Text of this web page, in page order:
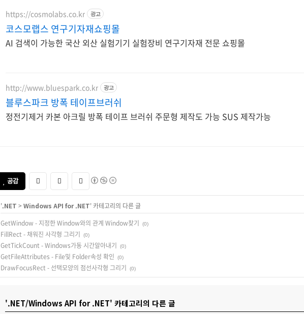
https://cosmolabs.co.kr 광고
코스모랩스 연구기자재쇼핑몰
AI 검색이 가능한 국산 외산 실험기기 실험장비 연구기자재 전문 쇼핑몰
http://www.bluespark.co.kr 광고
블루스파크 방폭 테이프브러쉬
정전기제거 카본 아크릴 방폭 테이프 브러쉬 주문형 제작도 가능 SUS 제작가능
공감
'.NET > Windows API for .NET' 카테고리의 다른 글
GetWindow - 지정한 Window와의 관계 Window찾기
(0)
FillRect - 채워진 사각형 그리기 (0)
GetTickCount - Windows가동 시간알아내기 (0)
GetFileAttributes - File및 Folder속성 확인 (0)
DrawFocusRect - 선택모양의 점선사각형 그리기 (0)
'.NET/Windows API for .NET' 카테고리의 다른 글